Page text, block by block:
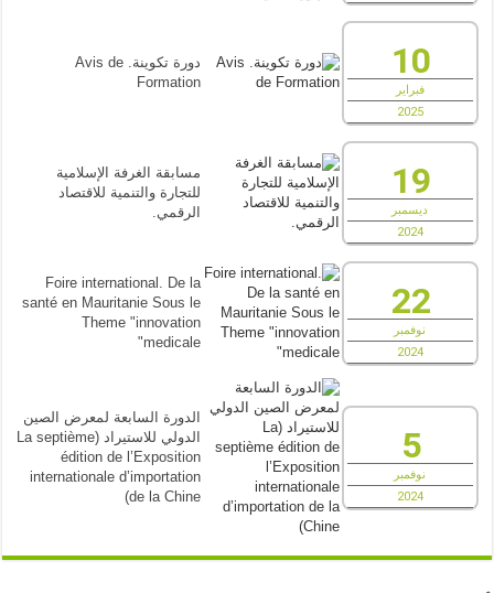
10
فبراير
2025
دورة تكوينة. Avis de
Formation
19
ديسمبر
2024
مسابقة الغرفة الإسلامية
للتجارة والتنمية للاقتصاد
الرقمي.
22
نوفمبر
2024
Foire international. De la
santé en Mauritanie Sous le
Theme "innovation
medicale"
5
نوفمبر
2024
الدورة السابعة لمعرض الصين
الدولي للاستيراد (La septième
édition de l’Exposition
internationale d’importation
de la Chine)